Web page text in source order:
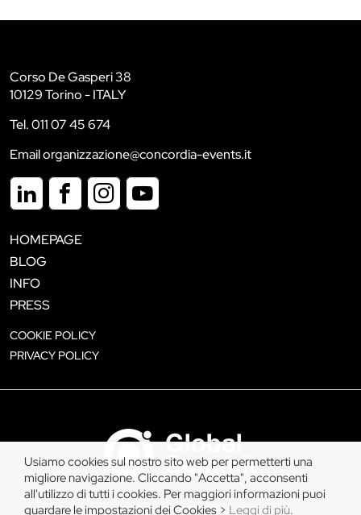
Corso De Gasperi 38
10129 Torino - ITALY
Tel. 011 07 45 674
Email organizzazione@concordia-events.it
HOMEPAGE
BLOG
INFO
PRESS
COOKIE POLICY
PRIVACY POLICY
Copyright © 2026
Usiamo cookies sul nostro sito web per permetterti una
migliore navigazione. Cliccando "Accetta", acconsenti
all'utilizzo di tutti i cookies. Per maggiori informazioni puoi
guardare le impostazioni dei Cookies > Leggi di più.